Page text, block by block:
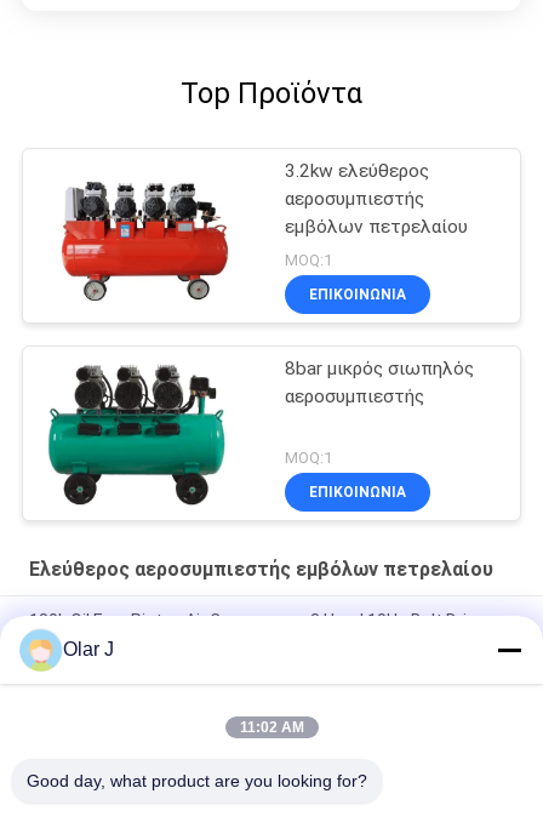
Top Προϊόντα
3.2kw ελεύθερος
αεροσυμπιεστής
εμβόλων πετρελαίου
MOQ:1
ΕΠΙΚΟΙΝΩΝΙΑ
8bar μικρός σιωπηλός
αεροσυμπιεστής
MOQ:1
ΕΠΙΚΟΙΝΩΝΙΑ
Ελεύθερος αεροσυμπιεστής εμβόλων πετρελαίου
180L Oil Free Piston Air Compressor 3 Head 10Hp Belt Driven
Type
7.5KW Silent Oil Free Compressor Blue 970L Min Copper Wire
Olar J
11:02 AM
Good day, what product are you looking for?